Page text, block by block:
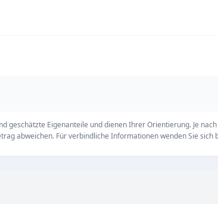
ein selbstbestimmtes Leben in vertrauter
Unterstützung im Alltag
Intensivpflegedienst GmbH ist in der
bis Freitag zwischen 09:00 und 17:00 Uhr
Beratungen zur Verfügung.
geschätzte Eigenanteile und dienen Ihrer Orientierung. Je
abweichen. Für verbindliche Informationen wenden Sie sich